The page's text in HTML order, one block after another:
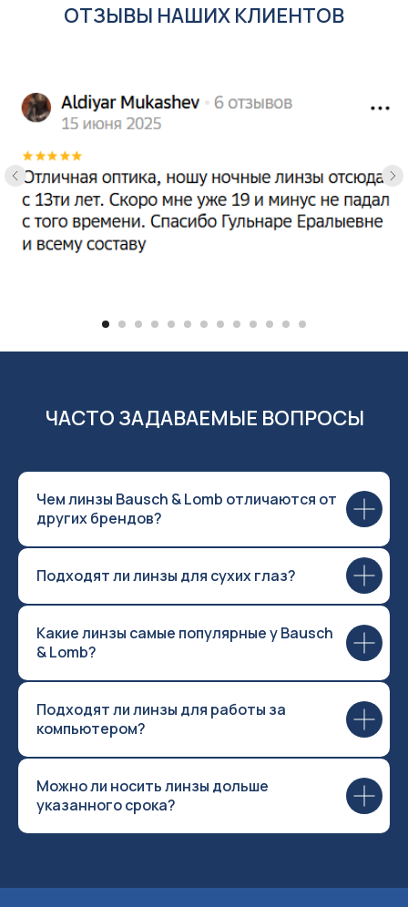
ОТЗЫВЫ НАШИХ КЛИЕНТОВ
ЧАСТО ЗАДАВАЕМЫЕ ВОПРОСЫ
Чем линзы Bausch & Lomb отличаются от
других брендов?
Подходят ли линзы для сухих глаз?
Какие линзы самые популярные у Bausch
& Lomb?
Подходят ли линзы для работы за
компьютером?
Можно ли носить линзы дольше
указанного срока?